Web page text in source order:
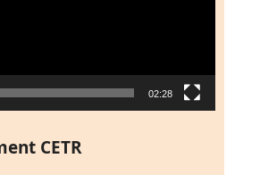
02:28
CETR